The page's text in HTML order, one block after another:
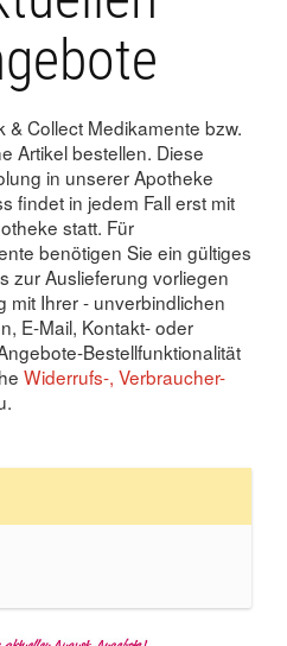
& Collect Medikamente bzw.
Artikel bestellen. Diese
in unserer Apotheke
findet in jedem Fall erst mit
statt. Für
benötigen Sie ein gültiges
zur Auslieferung vorliegen
mit Ihrer - unverbindlichen
E-Mail, Kontakt- oder
Bestellfunktionalität
Widerrufs-, Verbraucher-